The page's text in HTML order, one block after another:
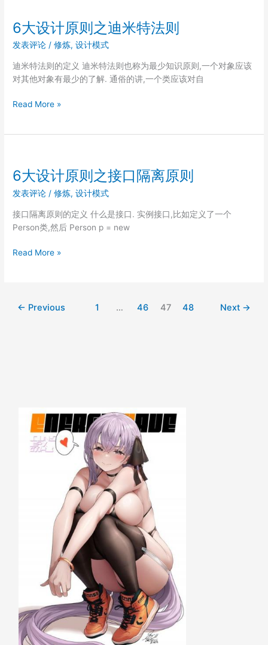
则
之
开
闭
原
6大设计原则之迪米特法则
发表评论 /修炼,设计模式
迪米特法则的定义 迪米特法则也称为最少知识原则,一个对象应该
对其他对象有最少的了解. 通俗的讲,一个类应该对自
6
则
之
迪
米
特
则
Read More »
6大设计原则之接口隔离原则
发表评论 /修炼,设计模式
接口隔离原则的定义 什么是接口. 实例接口,比如定义了一个
Person类,然后 Person p = new
6
原
Read More »
← Previous 1 … 46 47 48 Next →